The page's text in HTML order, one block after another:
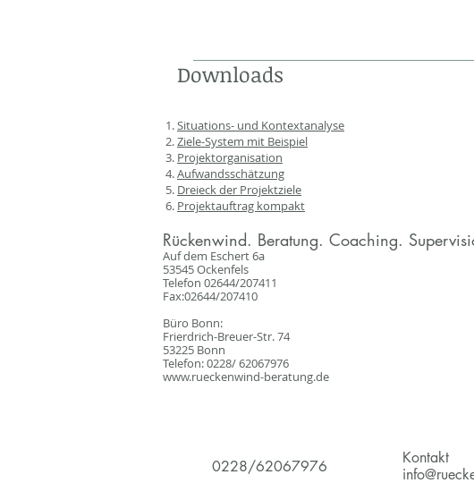
Downloads
Situations- und Kontextanalyse
Ziele-System mit Beispiel
Projektorganisation
Aufwandsschätzung
Dreieck der Projektziele
Projektauftrag kompakt
Rückenwind. Beratung. Coaching.
Auf dem Eschert 6a
53545 Ockenfels
Telefon 02644/207411
Fax:02644/207410
Büro Bonn:
Frierdrich-Breuer-Str. 74
53225 Bonn
Telefon: 0228/ 62067976
www.rueckenwind-beratung.de
0228/62067976
Kontakt